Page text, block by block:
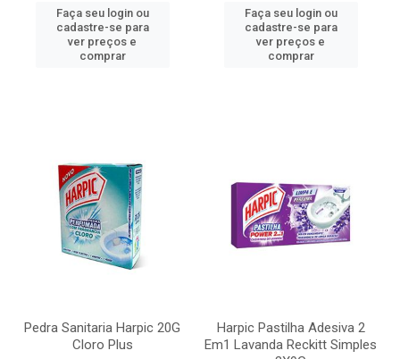
Faça seu login ou
cadastre-se para
ver preços e
comprar
Faça seu login ou
cadastre-se para
ver preços e
comprar
Pedra Sanitaria Harpic 20G
Cloro Plus
Harpic Pastilha Adesiva 2
Em1 Lavanda Reckitt Simples